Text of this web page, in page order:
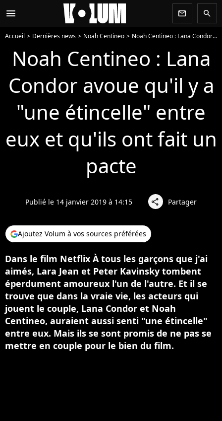
menu newsletter search
Accueil Dernières news Noah Centineo Noah Centineo : Lana Condor avoue qu'il y a "une étincelle" entre eux et qu'ils ont fait un pacte
Noah Centineo : Lana
Condor avoue qu'il y a
"une étincelle" entre
eux et qu'ils ont fait un
pacte
Publié le 14 janvier 2019 à 14:15 share Partager
Ajoutez Volum à vos sources préférées
Dans le film Netflix À tous les garçons que j'ai
aimés, Lara Jean et Peter Kavinsky tombent
éperdument amoureux l'un de l'autre. Et il se
trouve que dans la vraie vie, les acteurs qui
jouent le couple, Lana Condor et Noah
Centineo, auraient aussi senti "une étincelle"
entre eux. Mais ils se sont promis de ne pas se
mettre en couple pour le bien du film.